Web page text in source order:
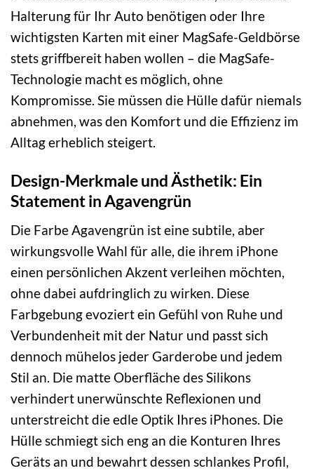
Halterung für Ihr Auto benötigen oder Ihre
wichtigsten Karten mit einer MagSafe-Geldbörse
stets griffbereit haben wollen – die MagSafe-
Technologie macht es möglich, ohne
Kompromisse. Sie müssen die Hülle dafür niemals
abnehmen, was den Komfort und die Effizienz im
Alltag erheblich steigert.
Design-Merkmale und Ästhetik: Ein
Statement in Agavengrün
Die Farbe Agavengrün ist eine subtile, aber
wirkungsvolle Wahl für alle, die ihrem iPhone
einen persönlichen Akzent verleihen möchten,
ohne dabei aufdringlich zu wirken. Diese
Farbgebung evoziert ein Gefühl von Ruhe und
Verbundenheit mit der Natur und passt sich
dennoch mühelos jeder Garderobe und jedem
Stil an. Die matte Oberfläche des Silikons
verhindert unerwünschte Reflexionen und
unterstreicht die edle Optik Ihres iPhones. Die
Hülle schmiegt sich eng an die Konturen Ihres
Geräts an und bewahrt dessen schlankes Profil,